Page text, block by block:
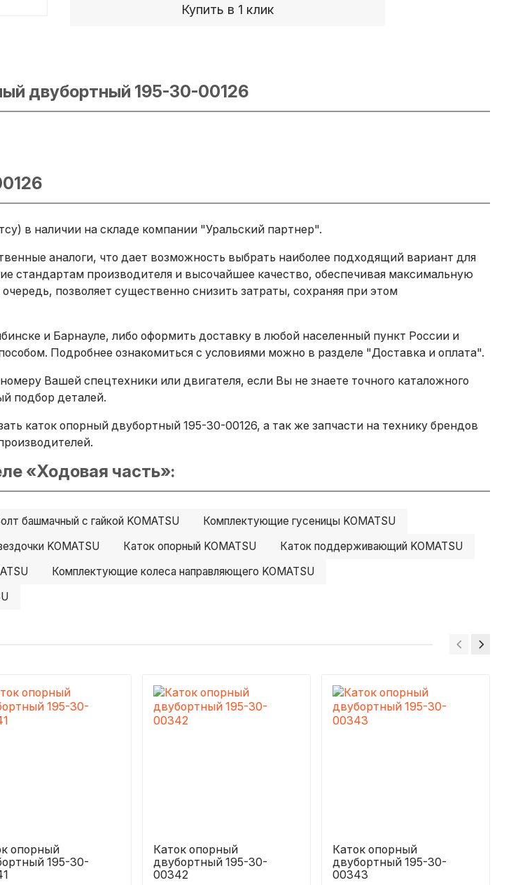
Купить в 1 клик
двубортный 195-30-00126
в наличии на складе компании "Уральский партнер".
аналоги, что дает возможность выбрать наиболее подходящий вариант для
стандартам производителя и высочайшее качество, обеспечивая максимальную
позволяет существенно снизить затраты, сохраняя при этом
и Барнауле, либо оформить доставку в любой населенный пункт России и
Подробнее ознакомиться с условиями можно в разделе "Доставка и оплата".
Вашей спецтехники или двигателя, если Вы не знаете точного каталожного
подбор деталей.
каток опорный двубортный 195-30-00126, а так же запчасти на технику брендов
«Ходовая часть»:
башмачный с гайкой KOMATSU
Комплектующие гусеницы KOMATSU
KOMATSU Каток опорный KOMATSU
Каток поддерживающий KOMATSU
Комплектующие колеса направляющего KOMATSU
опорный
195-30-
Каток опорный
двубортный 195-30-
00342
Каток опорный
двубортный 195-30-
00343